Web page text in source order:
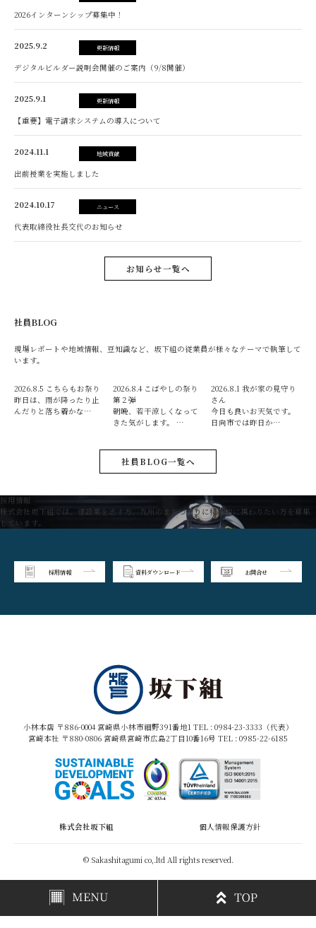
2026インターンシップ募集中！
2025.9.2 更新情報
デジタルビルダー説明会開催のご案内（9/8開催）
2025.9.1 更新情報
【重要】電子請求システムの導入について
2024.11.1 地域貢献
出前授業を実施しました
2024.10.17 ニュース
代表取締役社長交代のお知らせ
お知らせ一覧へ
社員BLOG
現場レポートや地域情報、豆知識など、坂下組の従業員が様々なテーマで執筆して
います。
2026.8.5 こちらもお祭り
昨日は、雨が降ったり止
んだりと落ち着かな…
2026.8.4 こばやしの祭り
第２弾
朝晩、若干涼しくなって
きた気がします。 …
2026.8.1 我が家の見守り
さん
今日も良いお天気です。
日向市では昨日か…
社員BLOG一覧へ
採用情報
株式会社坂下組では、建設業を志す方、九州のまちづくりに積極的に携わりたい方を募集
しています。
採用情報 資料ダウンロード お問合せ
小林本店 〒886-0004 宮崎県小林市細野391番地1 TEL : 0984-23-3333（代表）
宮崎本社 〒880-0806 宮崎県宮崎市広島2丁目10番16号 TEL : 0985-22-6185
株式会社坂下組 個人情報保護方針
© Sakashitagumi co,.ltd All rights reserved.